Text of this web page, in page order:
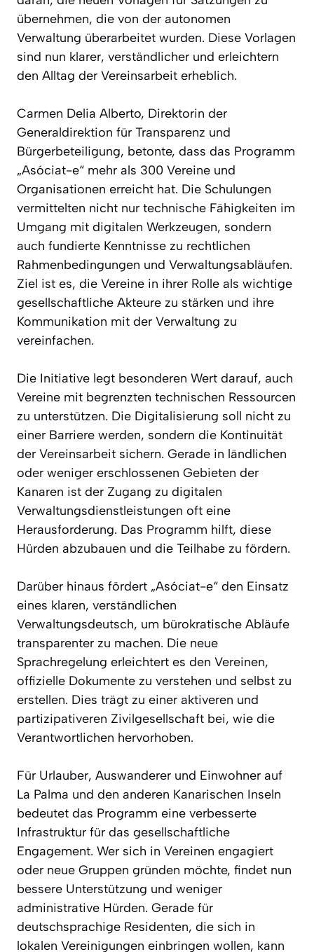
übernehmen, die von der autonomen
Verwaltung überarbeitet wurden. Diese Vorlagen
sind nun klarer, verständlicher und erleichtern
den Alltag der Vereinsarbeit erheblich.
Carmen Delia Alberto, Direktorin der
Generaldirektion für Transparenz und
Bürgerbeteiligung, betonte, dass das Programm
„Asóciat-e“ mehr als 300 Vereine und
Organisationen erreicht hat. Die Schulungen
vermittelten nicht nur technische Fähigkeiten im
Umgang mit digitalen Werkzeugen, sondern
auch fundierte Kenntnisse zu rechtlichen
Rahmenbedingungen und Verwaltungsabläufen.
Ziel ist es, die Vereine in ihrer Rolle als wichtige
gesellschaftliche Akteure zu stärken und ihre
Kommunikation mit der Verwaltung zu
vereinfachen.
Die Initiative legt besonderen Wert darauf, auch
Vereine mit begrenzten technischen Ressourcen
zu unterstützen. Die Digitalisierung soll nicht zu
einer Barriere werden, sondern die Kontinuität
der Vereinsarbeit sichern. Gerade in ländlichen
oder weniger erschlossenen Gebieten der
Kanaren ist der Zugang zu digitalen
Verwaltungsdienstleistungen oft eine
Herausforderung. Das Programm hilft, diese
Hürden abzubauen und die Teilhabe zu fördern.
Darüber hinaus fördert „Asóciat-e“ den Einsatz
eines klaren, verständlichen
Verwaltungsdeutsch, um bürokratische Abläufe
transparenter zu machen. Die neue
Sprachregelung erleichtert es den Vereinen,
offizielle Dokumente zu verstehen und selbst zu
erstellen. Dies trägt zu einer aktiveren und
partizipativeren Zivilgesellschaft bei, wie die
Verantwortlichen hervorhoben.
Für Urlauber, Auswanderer und Einwohner auf
La Palma und den anderen Kanarischen Inseln
bedeutet das Programm eine verbesserte
Infrastruktur für das gesellschaftliche
Engagement. Wer sich in Vereinen engagiert
oder neue Gruppen gründen möchte, findet nun
bessere Unterstützung und weniger
administrative Hürden. Gerade für
deutschsprachige Residenten, die sich in
lokalen Vereinigungen einbringen wollen, kann